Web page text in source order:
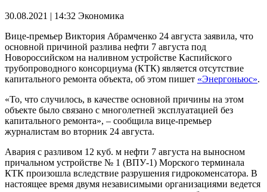
30.08.2021 | 14:32 Экономика
Вице-премьер Виктория Абрамченко 24 августа заявила, что
основной причиной разлива нефти 7 августа под
Новороссийском на наливном устройстве Каспийского
трубопроводного консорциума (КТК) является отсутствие
капитального ремонта объекта, об этом пишет «Энергоньюс».
«То, что случилось, в качестве основной причины на этом
объекте было связано с многолетней эксплуатацией без
капитального ремонта», – сообщила вице-премьер
журналистам во вторник 24 августа.
Авария с разливом 12 куб. м нефти 7 августа на выносном
причальном устройстве № 1 (ВПУ-1) Морского терминала
КТК произошла вследствие разрушения гидрокоменсатора. В
настоящее время двумя независимыми организациями ведется